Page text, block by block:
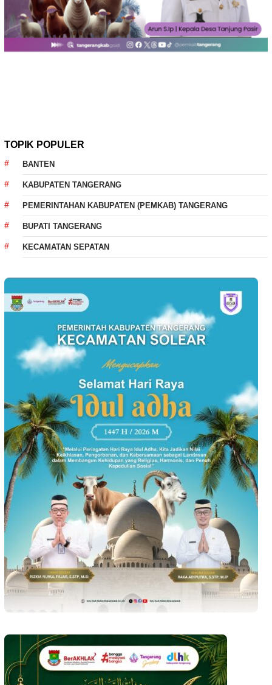
TOPIK POPULER
BANTEN
KABUPATEN TANGERANG
PEMERINTAHAN KABUPATEN (PEMKAB) TANGERANG
BUPATI TANGERANG
KECAMATAN SEPATAN